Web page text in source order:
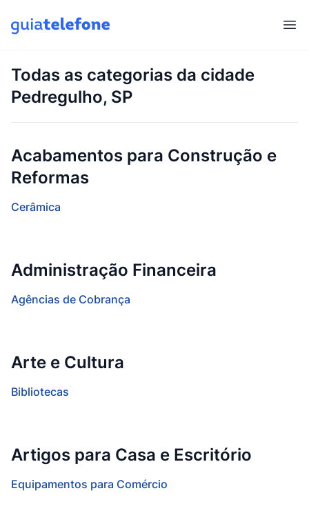
Todas as categorias da cidade
Pedregulho, SP
Acabamentos para Construção e
Reformas
Cerâmica
Administração Financeira
Agências de Cobrança
Arte e Cultura
Bibliotecas
Artigos para Casa e Escritório
Equipamentos para Comércio